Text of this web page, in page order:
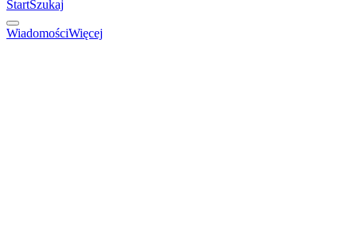
StartSzukaj
WiadomościWięcej